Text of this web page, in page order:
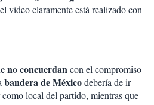
video claramente está realizado con
no concuerdancon el compromiso
bandera de Méxicodebería de ir
local del partido, mientras que